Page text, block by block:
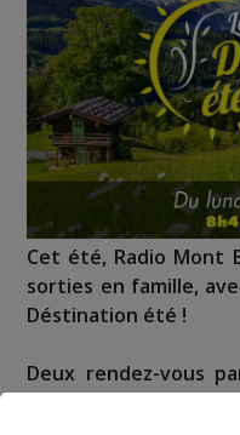
Cet été, Radio Mont
sorties en famille,
Déstination été !
Deux rendez-vous